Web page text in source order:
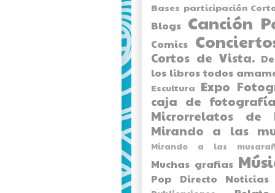
Bases participación
Blogs Canción
Comics
Cortos de Vista.
los libros todos
Escultura Expo
caja de
Microrrelatos de
Mirando a las
Mirando a las
Muchas grafias
Pop Directo Noticias